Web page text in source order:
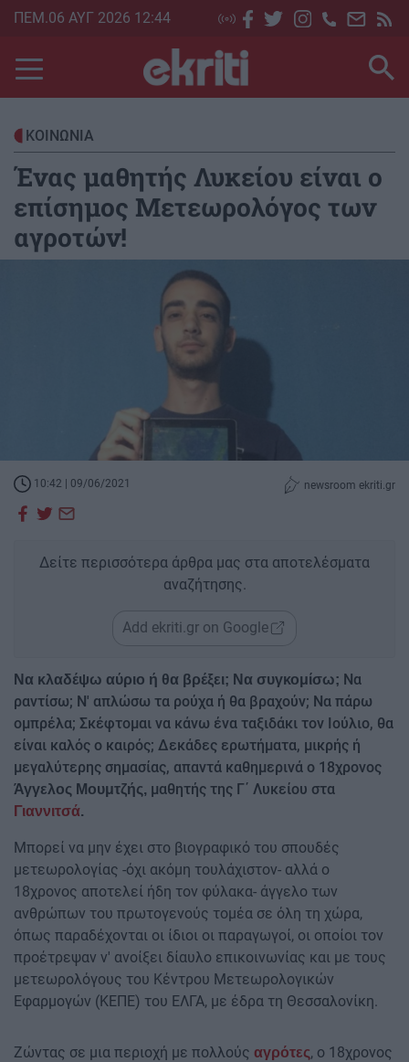
Skip
main
content
ΠΕΜ.06 ΑΥΓ 2026 12:44
ΚΟΙΝΩΝΙΑ
Ένας μαθητής Λυκείου είναι ο
επίσημος Μετεωρολόγος των
αγροτών!
10:42 | 09/06/2021 newsroom ekriti.gr
Δείτε περισσότερα άρθρα μας στα αποτελέσματα
αναζήτησης.
Add ekriti.gr on Google
Να κλαδέψω αύριο ή θα βρέξει; Να συγκομίσω; Να
ραντίσω; Ν' απλώσω τα ρούχα ή θα βραχούν; Να πάρω
ομπρέλα; Σκέφτομαι να κάνω ένα ταξιδάκι τον Ιούλιο, θα
είναι καλός ο καιρός; Δεκάδες ερωτήματα, μικρής ή
μεγαλύτερης σημασίας, απαντά καθημερινά ο 18χρονος
Άγγελος Μουμτζής, μαθητής της Γ΄ Λυκείου στα
Γιαννιτσά.
Μπορεί να μην έχει στο βιογραφικό του σπουδές
μετεωρολογίας -όχι ακόμη τουλάχιστον- αλλά ο
18χρονος αποτελεί ήδη τον φύλακα- άγγελο των
ανθρώπων του πρωτογενούς τομέα σε όλη τη χώρα,
όπως παραδέχονται οι ίδιοι οι παραγωγοί, οι οποίοι τον
προέτρεψαν ν' ανοίξει δίαυλο επικοινωνίας και με τους
μετεωρολόγους του Κέντρου Μετεωρολογικών
Εφαρμογών (ΚΕΠΕ) του ΕΛΓΑ, με έδρα τη Θεσσαλονίκη.
Ζώντας σε μια περιοχή με πολλούς αγρότες, ο 18χρονος